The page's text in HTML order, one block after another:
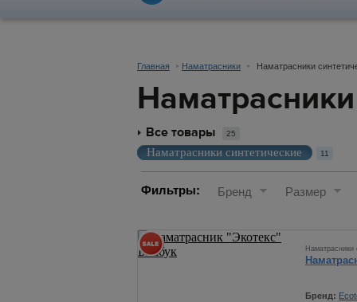
Главная Наматрасники Наматрасники
Все товары 25
Наматрасники синтетические 11
Фильтры: Бренд Размер
Наматрасники
Бренд: